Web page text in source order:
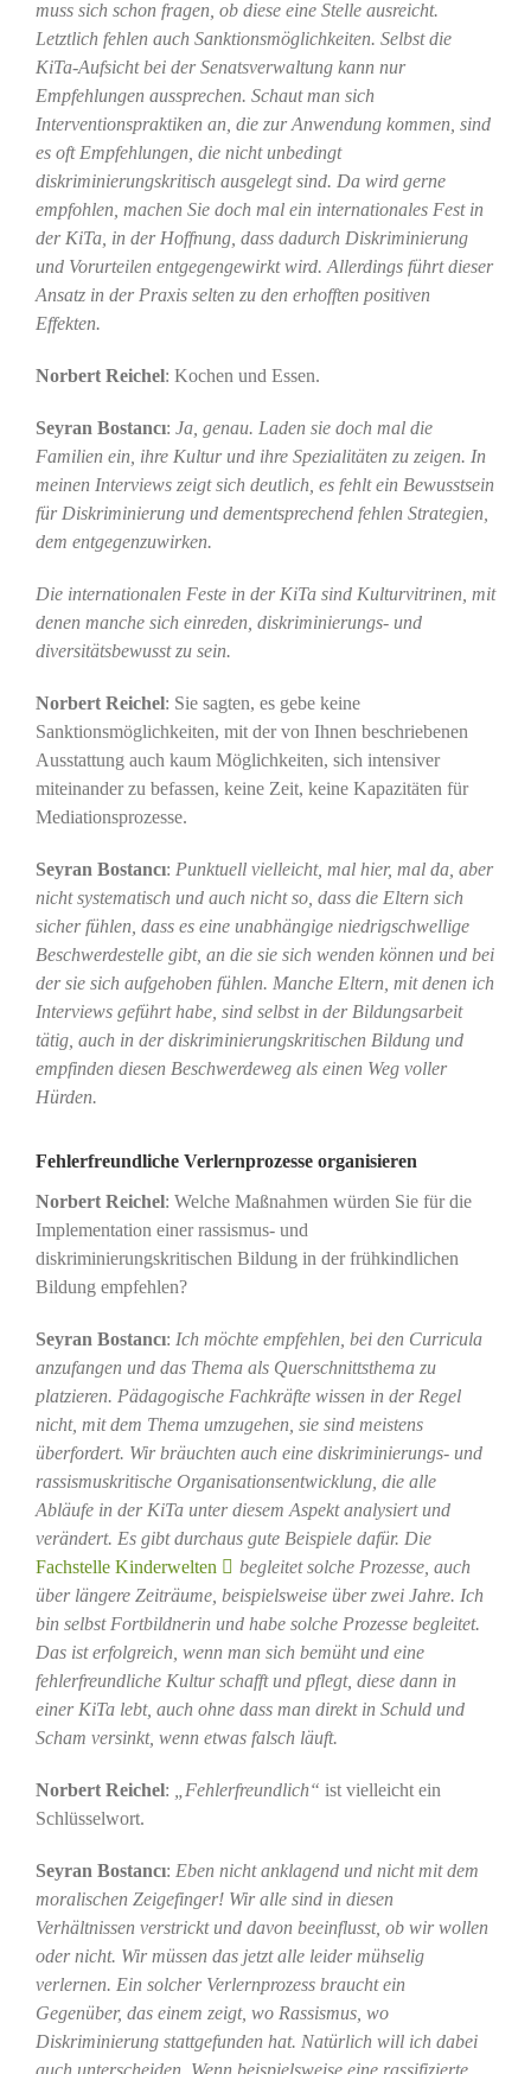
muss sich schon fragen, ob diese eine Stelle ausreicht.
Letztlich fehlen auch Sanktionsmöglichkeiten. Selbst die
KiTa-Aufsicht bei der Senatsverwaltung kann nur
Empfehlungen aussprechen. Schaut man sich
Interventionspraktiken an, die zur Anwendung kommen, sind
es oft Empfehlungen, die nicht unbedingt
diskriminierungskritisch ausgelegt sind. Da wird gerne
empfohlen, machen Sie doch mal ein internationales Fest in
der KiTa, in der Hoffnung, dass dadurch Diskriminierung
und Vorurteilen entgegengewirkt wird. Allerdings führt dieser
Ansatz in der Praxis selten zu den erhofften positiven
Effekten.
Norbert Reichel: Kochen und Essen.
Seyran Bostancı: Ja, genau. Laden sie doch mal die
Familien ein, ihre Kultur und ihre Spezialitäten zu zeigen. In
meinen Interviews zeigt sich deutlich, es fehlt ein Bewusstsein
für Diskriminierung und dementsprechend fehlen Strategien,
dem entgegenzuwirken.
Die internationalen Feste in der KiTa sind Kulturvitrinen, mit
denen manche sich einreden, diskriminierungs- und
diversitätsbewusst zu sein.
Norbert Reichel: Sie sagten, es gebe keine
Sanktionsmöglichkeiten, mit der von Ihnen beschriebenen
Ausstattung auch kaum Möglichkeiten, sich intensiver
miteinander zu befassen, keine Zeit, keine Kapazitäten für
Mediationsprozesse.
Seyran Bostancı: Punktuell vielleicht, mal hier, mal da, aber
nicht systematisch und auch nicht so, dass die Eltern sich
sicher fühlen, dass es eine unabhängige niedrigschwellige
Beschwerdestelle gibt, an die sie sich wenden können und bei
der sie sich aufgehoben fühlen. Manche Eltern, mit denen ich
Interviews geführt habe, sind selbst in der Bildungsarbeit
tätig, auch in der diskriminierungskritischen Bildung und
empfinden diesen Beschwerdeweg als einen Weg voller
Hürden.
Fehlerfreundliche Verlernprozesse organisieren
Norbert Reichel: Welche Maßnahmen würden Sie für die
Implementation einer rassismus- und
diskriminierungskritischen Bildung in der frühkindlichen
Bildung empfehlen?
Seyran Bostancı: Ich möchte empfehlen, bei den Curricula
anzufangen und das Thema als Querschnittsthema zu
platzieren. Pädagogische Fachkräfte wissen in der Regel
nicht, mit dem Thema umzugehen, sie sind meistens
überfordert. Wir bräuchten auch eine diskriminierungs- und
rassismuskritische Organisationsentwicklung, die alle
Abläufe in der KiTa unter diesem Aspekt analysiert und
verändert. Es gibt durchaus gute Beispiele dafür. Die
Fachstelle Kinderwelten
begleitet solche Prozesse, auch
über längere Zeiträume, beispielsweise über zwei Jahre. Ich
bin selbst Fortbildnerin und habe solche Prozesse begleitet.
Das ist erfolgreich, wenn man sich bemüht und eine
fehlerfreundliche Kultur schafft und pflegt, diese dann in
einer KiTa lebt, auch ohne dass man direkt in Schuld und
Scham versinkt, wenn etwas falsch läuft.
Norbert Reichel: „Fehlerfreundlich“ ist vielleicht ein
Schlüsselwort.
Seyran Bostancı: Eben nicht anklagend und nicht mit dem
moralischen Zeigefinger! Wir alle sind in diesen
Verhältnissen verstrickt und davon beeinflusst, ob wir wollen
oder nicht. Wir müssen das jetzt alle leider mühselig
verlernen. Ein solcher Verlernprozess braucht ein
Gegenüber, das einem zeigt, wo Rassismus, wo
Diskriminierung stattgefunden hat. Natürlich will ich dabei
auch unterscheiden. Wenn beispielsweise eine rassifizierte